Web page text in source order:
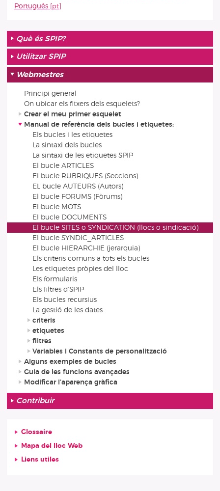
Português
Què és SPIP?
Utilitzar SPIP
Webmestres
Principi general
On ubicar els fitxers dels esquelets?
Crear el meu primer esquelet
Manual de referència dels bucles i etiquetes:
Els bucles i les etiquetes
La sintaxi dels bucles
La sintaxi de les etiquetes SPIP
El bucle ARTICLES
El bucle RUBRIQUES (Seccions)
EL bucle AUTEURS (Autors)
El bucle FORUMS (Fòrums)
El bucle MOTS
El bucle DOCUMENTS
El bucle SITES o SYNDICATION (llocs o sindicació)
El bucle SYNDIC_ARTICLES
El bucle HIERARCHIE (jerarquia)
Els criteris comuns a tots els bucles
Les etiquetes pròpies del lloc
Els formularis
Els filtres d’SPIP
Els bucles recursius
La gestió de les dates
criteris
etiquetes
filtres
Variables i Constants de personalització
Alguns exemples de bucles
Guia de les funcions avançades
Modificar l’aparença gràfica
Contribuir
Glossaire
Mapa del lloc Web
Liens utiles